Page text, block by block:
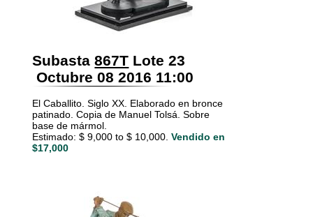
Subasta 867T Lote 23
Octubre 08 2016 11:00
El Caballito. Siglo XX. Elaborado en bronce
patinado. Copia de Manuel Tolsá. Sobre
base de mármol.
Estimado: $ 9,000 to $ 10,000. Vendido en
$17,000